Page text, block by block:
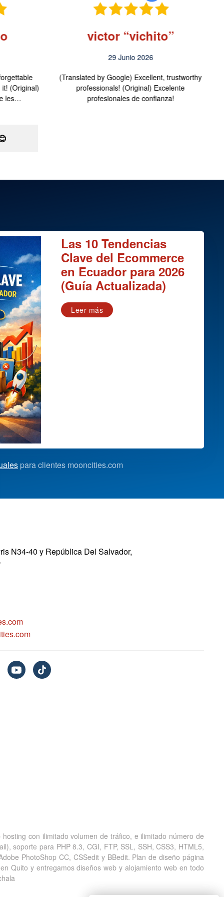
(Original)
les…
victor “vichito”
29 Junio 2026
(Translated by Google) Excellent, trustworthy
professionals! (Original) Excelente
profesionales de confianza!
Las 10 Tendencias
Clave del Ecommerce
en Ecuador para 2026
(Guía Actualizada)
Leer más
para clientes mooncities.com
N34-40 y República Del Salvador,
con ilimitado volumen de tráfico, e ilimitado número de
soporte para PHP 8.3, CGI, FTP, SSL, SSH, CSS3, HTML5,
PhotoShop CC, CSSedit y BBedit. Plan de diseño página
Quito y entregamos diseños web y alojamiento web en todo